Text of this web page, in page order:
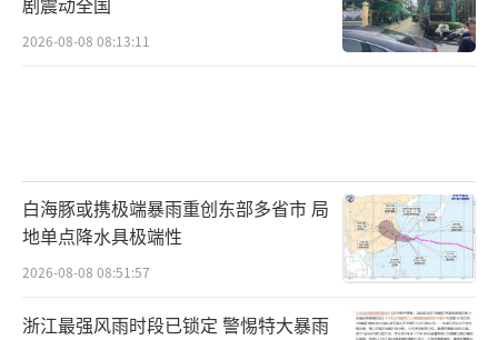
2026-08-08 08:13:11
白海豚或携极端暴雨重创东部多省市 局
地单点降水具极端性
2026-08-08 08:51:57
浙江最强风雨时段已锁定 警惕特大暴雨